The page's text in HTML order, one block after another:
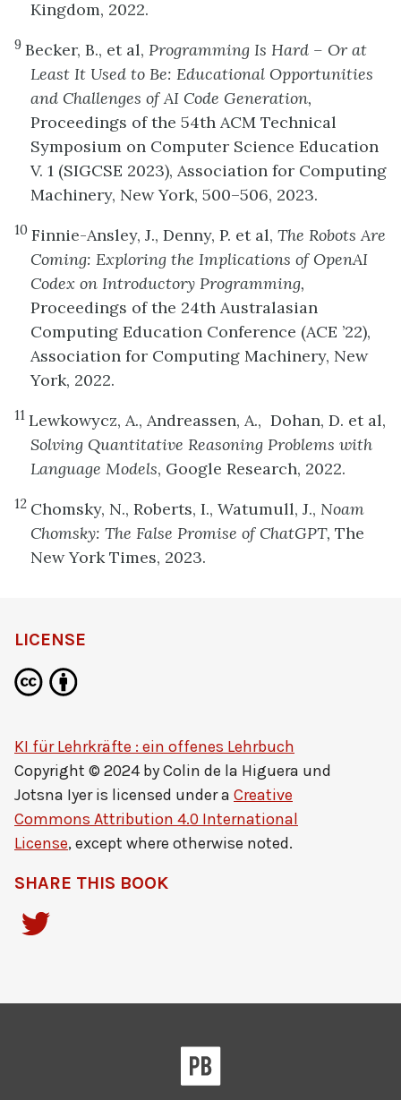
Kingdom, 2022.
9 Becker, B., et al, Programming Is Hard – Or at
Least It Used to Be: Educational Opportunities
and Challenges of AI Code Generation,
Proceedings of the 54th ACM Technical
Symposium on Computer Science Education
V. 1 (SIGCSE 2023), Association for Computing
Machinery, New York, 500–506, 2023.
10 Finnie-Ansley, J., Denny, P. et al, The Robots Are
Coming: Exploring the Implications of OpenAI
Codex on Introductory Programming,
Proceedings of the 24th Australasian
Computing Education Conference (ACE ’22),
Association for Computing Machinery, New
York, 2022.
11 Lewkowycz, A., Andreassen, A., Dohan, D. et al,
Solving Quantitative Reasoning Problems with
Language Models, Google Research, 2022.
12 Chomsky, N., Roberts, I., Watumull, J., Noam
Chomsky: The False Promise of ChatGPT, The
New York Times, 2023.
LICENSE
KI für Lehrkräfte : ein offenes Lehrbuch
Copyright © 2024 byColin de la Higuera und
Jotsna Iyeris licensed under a Creative
Commons Attribution 4.0 International
License, except where otherwise noted.
SHARE THIS BOOK